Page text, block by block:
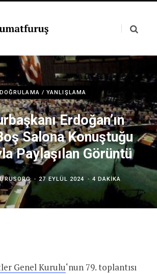
DOĞRULAMA / YANLIŞLAMA
Erdoğan’ın
Salona Konuştuğu
Paylaşılan Görüntü
27 EYLÜL 2024 4 DAKIKA
Genel Kurulu‘nun 79. toplantısı